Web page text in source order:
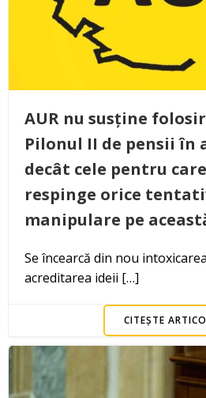
AUR nu susține
Pilonul II de pensii în
decât cele pentru
respinge orice
manipulare pe
Se încearcă din nou
acreditarea ideii […]
CITEȘTE